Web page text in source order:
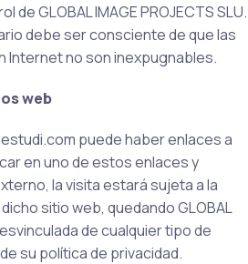
GLOBAL IMAGE PROJECTS SLU.
debe ser consciente de que las
Internet no son inexpugnables.
web
puede haber enlaces a
en uno de estos enlaces y
la visita estará sujeta a la
sitio web, quedando GLOBAL
de cualquier tipo de
su política de privacidad.